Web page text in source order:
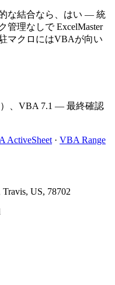
な結合なら、はい — 統
管理なしで ExcelMaster
マクロにはVBAが向い
）、VBA 7.1 — 最終確認
ActiveSheet · VBA Range
US, 78702